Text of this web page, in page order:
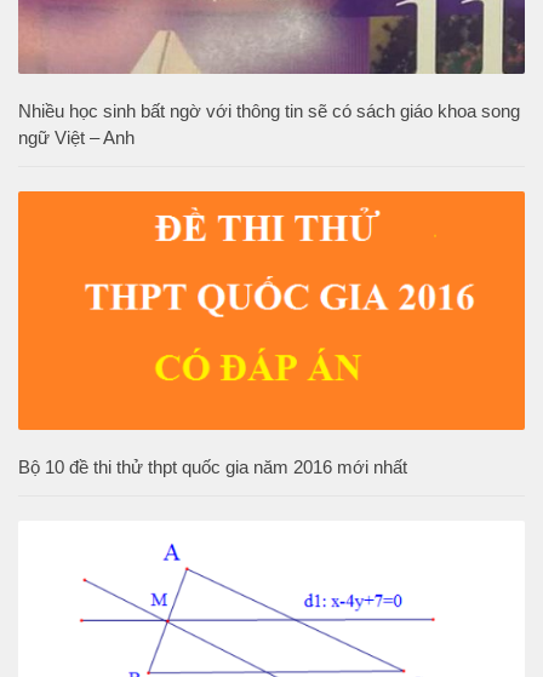
Nhiều học sinh bất ngờ với thông tin sẽ có sách giáo khoa song
ngữ Việt – Anh
Bộ 10 đề thi thử thpt quốc gia năm 2016 mới nhất